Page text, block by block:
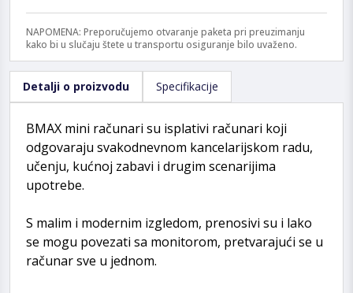
NAPOMENA: Preporučujemo otvaranje paketa pri preuzimanju
kako bi u slučaju štete u transportu osiguranje bilo uvaženo.
Detalji o proizvodu Specifikacije
BMAX mini računari su isplativi računari koji
odgovaraju svakodnevnom kancelarijskom radu,
učenju, kućnoj zabavi i drugim scenarijima
upotrebe.
S malim i modernim izgledom, prenosivi su i lako
se mogu povezati sa monitorom, pretvarajući se u
računar sve u jednom.